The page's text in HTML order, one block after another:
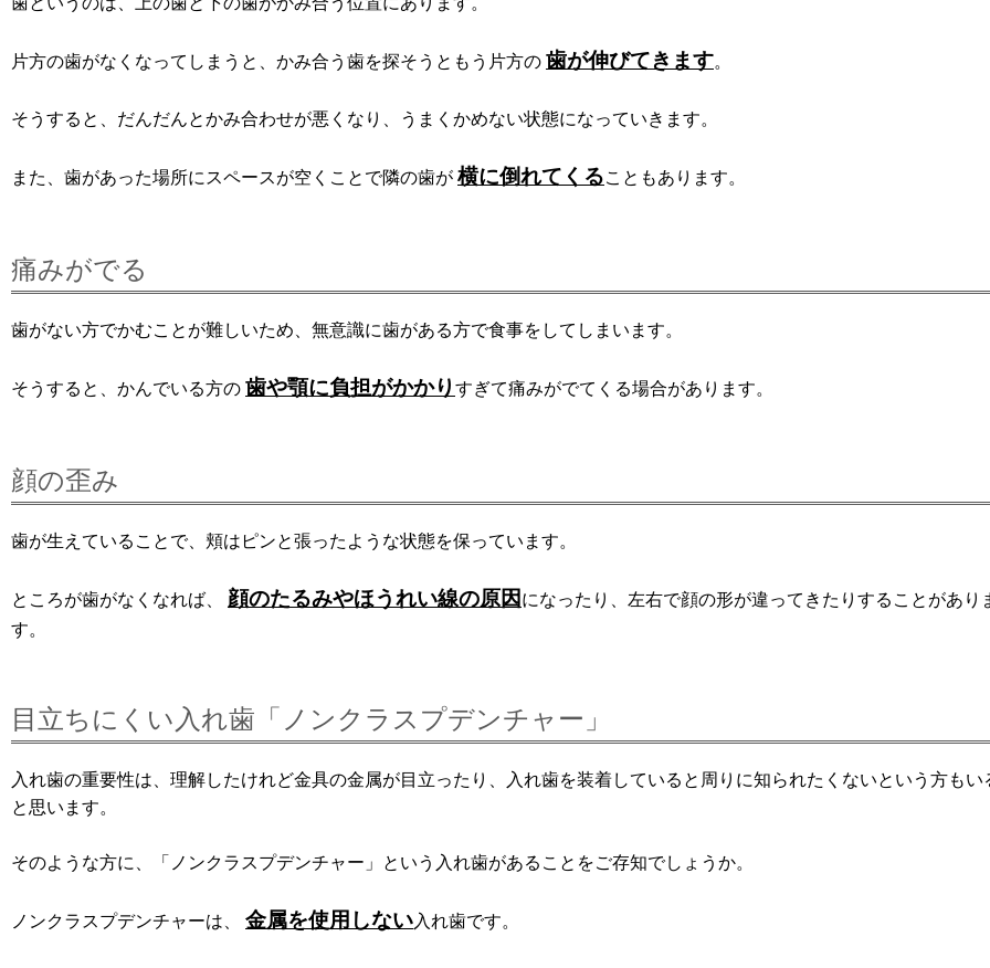
片方の歯がなくなってしまうと、かみ合う歯を探そうともう片方の 歯が伸びてきます。
そうすると、だんだんとかみ合わせが悪くなり、うまくかめない状態になっていきます。
また、歯があった場所にスペースが空くことで隣の歯が 横に倒れてくることもあります。
痛みがでる
歯がない方でかむことが難しいため、無意識に歯がある方で食事をしてしまいます。
そうすると、かんでいる方の 歯や顎に負担がかかり すぎて痛みがでてくる場合があります。
顔の歪み
歯が生えていることで、頬はピンと張ったような状態を保っています。
ところが歯がなくなれば、 顔のたるみやほうれい線の原因 になったり、左右で顔の形が違ってきたりすることがあり
す。
目立ちにくい入れ歯「ノンクラスプデンチャー」
入れ歯の重要性は、理解したけれど金具の金属が目立ったり、入れ歯を装着していると周りに知られたくないという方もい
と思います。
そのような方に、「ノンクラスプデンチャー」という入れ歯があることをご存知でしょうか。
ノンクラスプデンチャーは、 金属を使用しない入れ歯です。